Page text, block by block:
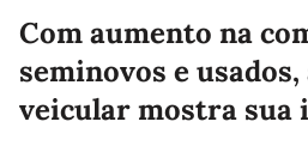
Com aumento na
seminovos e
veicular mostra sua